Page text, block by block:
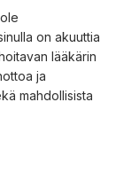
on akuuttia
lääkärin
ja
mahdollisista